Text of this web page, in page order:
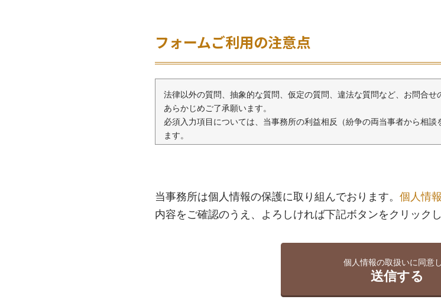
フォームご利用の注意点
法律以外の質問、抽象的な質問、仮定の質問、違法な質問など、お問合
あらかじめご了承願います。
必須入力項目については、当事務所の利益相反（紛争の両当事者から相
ます。
紹介させていただくことがありますのであらかじめご了承願います。また
当な目的で事件の依頼を勧誘したり事件を誘発することは一切ありません
架空の個人情報（いたずら）や、他人の個人情報（なりすまし）などを
のない方に多大な迷惑をかける行為です。当事務所では、不正行為が発
被害届を提出し、不正行為の当事者に損害賠償を請求する訴訟の提起を
当事務所は個人情報の保護に取り組んでおります。 個人情
内容をご確認のうえ、よろしければ下記ボタンをクリックし
個人情報の取扱いに同意
送信する